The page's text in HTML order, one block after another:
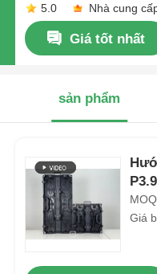
5.0
Nhà cung
Giá tốt nhất
sản phẩm
Giá